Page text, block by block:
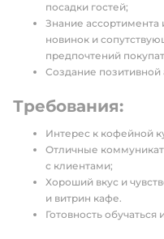
посадки гостей;
Знание ассортимента
новинок и
предпочтений
Создание
Требования:
Интерес к кофейной
Отличные
с клиентами;
Хороший вкус и
и витрин кафе.
Готовность обучаться